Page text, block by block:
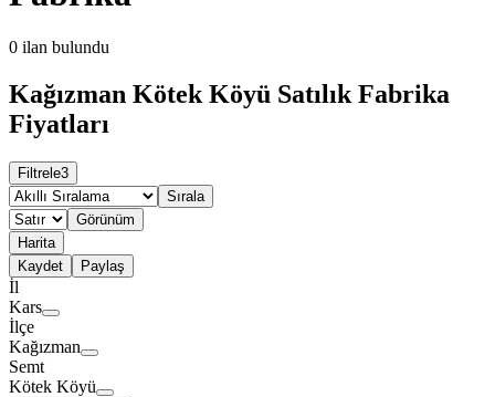
0 ilan bulundu
Kağızman Kötek Köyü Satılık Fabrika
Fiyatları
Filtrele3
Sırala
Görünüm
Harita
Kaydet
Paylaş
İl
Kars
İlçe
Kağızman
Semt
Kötek Köyü